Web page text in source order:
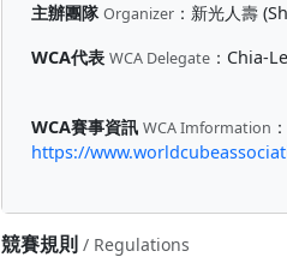
主辦團隊 Organizer ： 新光人壽
WCA代表 WCA Delegate ： Chia-
WCA賽事資訊 WCA Imformation ：
https://
競賽規則 / Regulations